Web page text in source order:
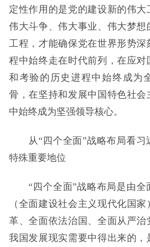
定性作用的是党的建设新的伟大
伟大斗争、伟大事业、伟大梦想
工程，才能确保党在世界形势深
程中始终走在时代前列，在应对
和考验的历史进程中始终成为
骨，在坚持和发展中国特色社会
中始终成为坚强领导核心。
从“四个全面”战略布局看习
特殊重要地位
“四个全面”战略布局是由全
（全面建设社会主义现代化国
革、全面依法治国、全面从严治
我国发展现实需要中得出来的，